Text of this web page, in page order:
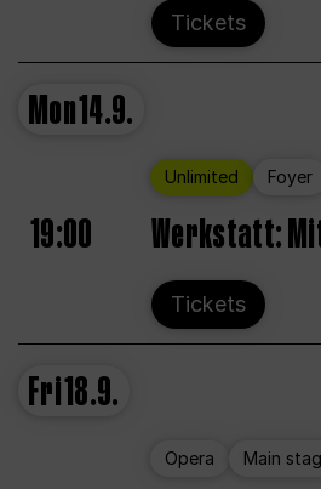
Tickets
Mon14.9.
Unlimited Foyer
19:00 Werkstatt:
Tickets
Fri18.9.
Opera Main